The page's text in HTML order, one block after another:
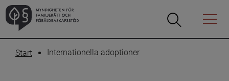
Öppna
Öppna
Menyn
Start Internationella adoptioner